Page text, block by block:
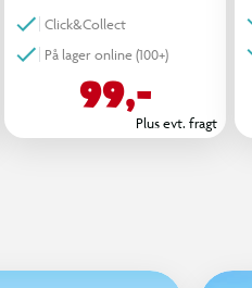
Click&Collect
På lager online (100+)
99,-
Plus evt. fragt